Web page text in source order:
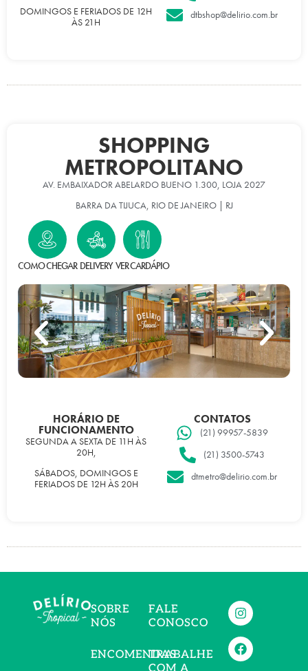
DOMINGOS E FERIADOS DE 12H
ÀS 21H
dtbshop@delirio.com.br
SHOPPING
METROPOLITANO
AV. EMBAIXADOR ABELARDO BUENO 1.300, LOJA 2027
BARRA DA TIJUCA, RIO DE JANEIRO | RJ
COMO CHEGAR DELIVERY VER CARDÁPIO
HORÁRIO DE
FUNCIONAMENTO
SEGUNDA A SEXTA DE 11H ÀS
20H,
SÁBADOS, DOMINGOS E
FERIADOS DE 12H ÀS 20H
CONTATOS
(21) 99957-5839
(21) 3500-5743
dtmetro@delirio.com.br
SOBRE
NÓS
ENCOMENDAS
FALE
CONOSCO
TRABALHE
COM A